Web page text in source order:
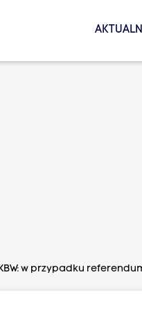
w przypadku